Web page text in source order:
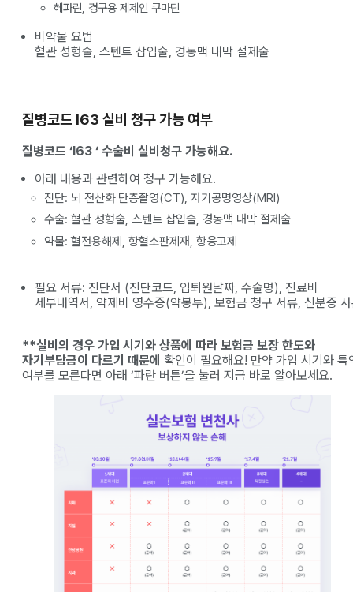
헤파린, 경구용 제제인 쿠마딘
비약물 요법
혈관 성형술, 스텐트 삽입술, 경동맥 내막 절제술
질병코드 I63 실비 청구 가능 여부
질병코드 ‘I63 ‘ 수술비 실비청구 가능해요.
아래 내용과 관련하여 청구 가능해요.
진단: 뇌 전산화 단층촬영(CT), 자기공명영상(MRI)
수술: 혈관 성형술, 스텐트 삽입술, 경동맥 내막 절제술
약물: 혈전용해제, 항혈소판제재, 항응고제
필요 서류: 진단서 (진단코드, 입퇴원날짜, 수술명), 진료비
세부내역서, 약제비 영수증(약봉투), 보험금 청구 서류, 신분증
**실비의 경우 가입 시기와 상품에 따라 보험금 보장 한도와
자기부담금이 다르기 때문에 확인이 필요해요! 만약 가입 시기와 특
여부를 모른다면 아래 ‘파란 버튼’을 눌러 지금 바로 알아보세요.